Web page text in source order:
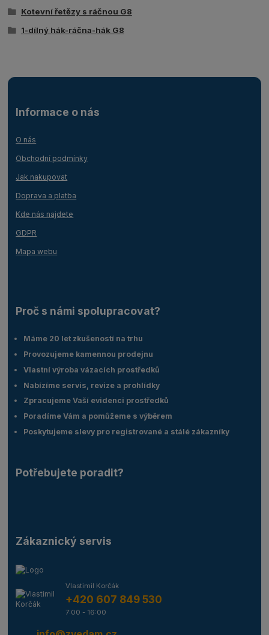
Kotevní řetězy s ráčnou G8
1-dílný hák-ráčna-hák G8
Informace o nás
O nás
Obchodní podmínky
Jak nakupovat
Doprava a platba
Kde nás najdete
GDPR
Mapa webu
Proč s námi spolupracovat?
Máme 20 let zkušeností na trhu
Provozujeme kamennou prodejnu
Vlastní výroba vázacích prostředků
Nabízíme servis, revize a prohlídky
Zpracujeme Vaší evidenci prostředků
Poradíme Vám a pomůžeme s výběrem
Poskytujeme slevy pro registrované a stálé zákazníky
Potřebujete poradit?
Zákaznický servis
Vlastimil Korčák
+420 607 849 530
7:00 - 16:00